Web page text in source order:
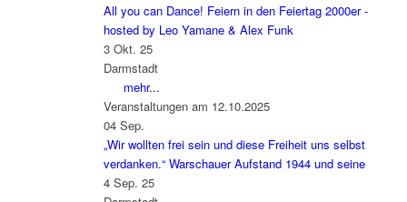
All you can Dance! Feiern in den Feiertag 2000er -
hosted by Leo Yamane & Alex Funk
3 Okt. 25
Darmstadt
mehr...
Veranstaltungen am 12.10.2025
04 Sep.
„Wir wollten frei sein und diese Freiheit uns selbst
verdanken.“ Warschauer Aufstand 1944 und seine
4 Sep. 25